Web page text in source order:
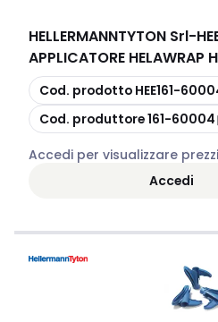
HELLERMANNTYTON Srl-
APPLICATORE HELAWRAP
copia
Cod. prodotto HEE161-
copia
Cod. produttore161-60004
Accedi per visualizzare
Accedi